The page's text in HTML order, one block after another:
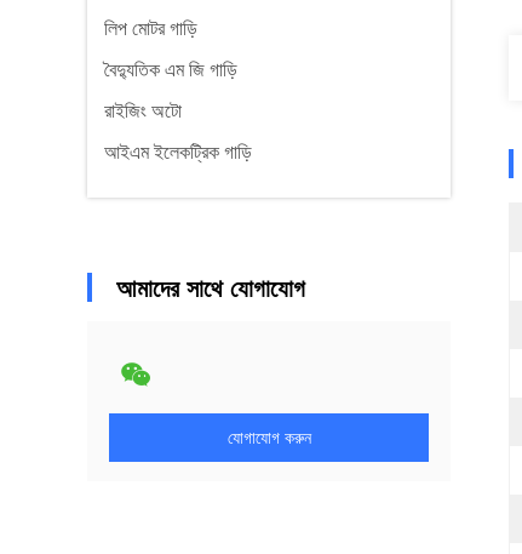
লিপ মোটর গাড়ি
বৈদ্যুতিক এম জি গাড়ি
রাইজিং অটো
আইএম ইলেকট্রিক গাড়ি
আমাদের সাথে যোগাযোগ
যোগাযোগ করুন